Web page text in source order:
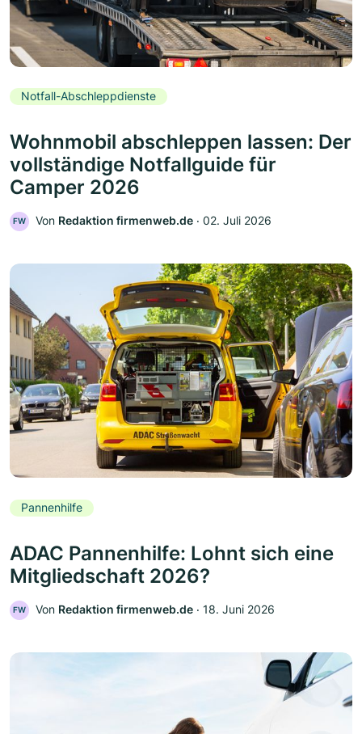
Notfall-Abschleppdienste
Wohnmobil abschleppen lassen: Der
vollständige Notfallguide für
Camper 2026
FW Von Redaktion firmenweb.de ‧ 02. Juli 2026
Pannenhilfe
ADAC Pannenhilfe: Lohnt sich eine
Mitgliedschaft 2026?
FW Von Redaktion firmenweb.de ‧ 18. Juni 2026